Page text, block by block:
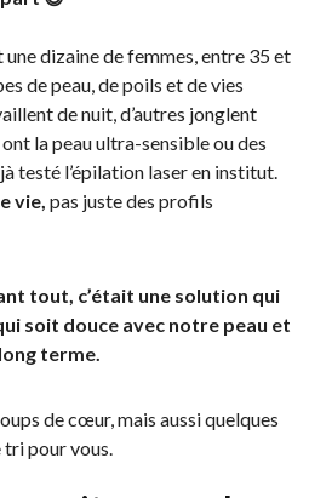
dizaine de femmes, entre 35 et
de peau, de poils et de vies
de nuit, d’autres jonglent
la peau ultra-sensible ou des
testé l’épilation laser en institut.
vie, pas juste des profils
tout, c’était une solution qui
soit douce avec notre peau et
terme.
de cœur, mais aussi quelques
pour vous.